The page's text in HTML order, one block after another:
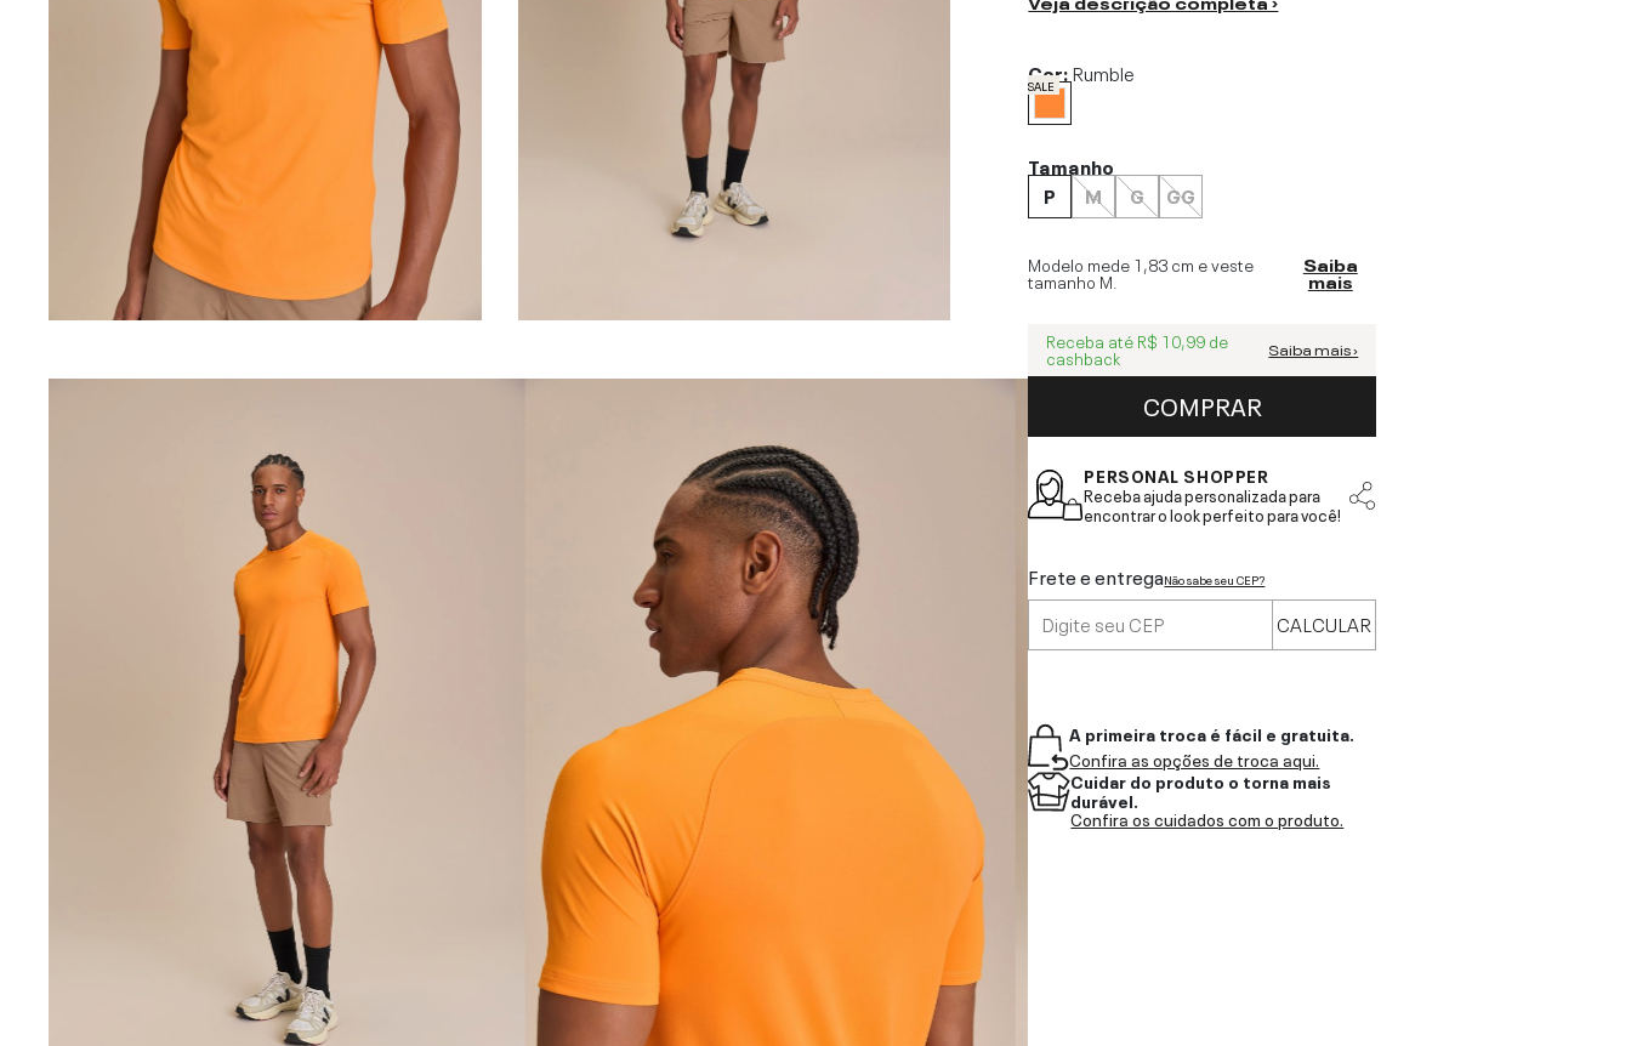
Cor:Rumble
SALE
Tamanho
P
M G GG
Modelo mede 1,83 cm e veste
tamanho M
Saiba
mais
Receba até R$ 10,99 de
cashback Saiba mais ›
COMPRAR
PERSONAL SHOPPER
Receba ajuda personalizada para
encontrar o look perfeito para você!
Frete e entregaNão sabe seu CEP?
CALCULAR
A primeira troca é fácil e gratuita.
Confira as opções de troca aqui.
Cuidar do produto o torna mais
durável.
Confira os cuidados com o produto.